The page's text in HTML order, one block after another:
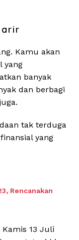
Kamu akan
yang
banyak
dan berbagi
tak terduga
yang
Rencanakan
13 Juli